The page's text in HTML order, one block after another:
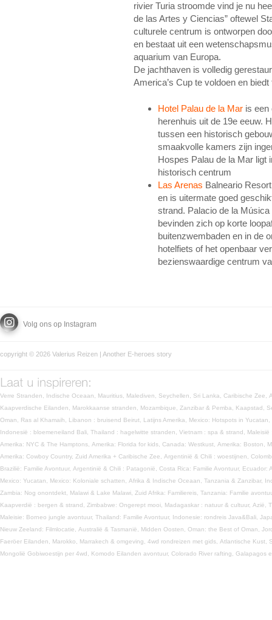
rivier Turia stroomde vind je nu
de las Artes y Ciencias” oftewel
culturele centrum is ontworpen
en bestaat uit een
aquarium van Europa.
De jachthaven is volledig
America’s Cup te voldoen en
Hotel Palau de la Mar is een
herenhuis uit de 19e eeuw.
tussen een historisch
smaakvolle kamers zijn
Hospes Palau de la Mar ligt
historisch centrum
Las Arenas Balneario
en is uitermate goed
strand. Palacio de la
bevinden zich op korte
buitenzwembaden en in de
hotelfiets of het openbaar
bezienswaardige centrum
Volg ons op Instagram
copyright © 2026 Valerius Reizen | Another E-heroes story
Verre Stranden, Indische Oceaan, Mauritius, Malediven, Seychellen, Sri Lanka, Caribische Zee,
Kaapverdische Eilanden, Marokkaanse stranden, Mozambique, Zanzibar & Pemba, Kaapstad,
Oman, Ras al Khamaih, Libanon : bruisend Beirut, Latijns Amerika, Mexico: Hotspots in Yucatan,
Indonesië : bloemeneiland Bali, Thailand : hagelwitte stranden, Vietnam : spa & strand,
Amerika: NYC & The Hamptons, Amerika: Florida for kids, Canada: Westkust, Amerika: Boston,
Amerika: Cowboy Country, Zuid Amerika + Caribische Zee, Argentinië & Chili : woestijnen,
Brazilië: Familie Avontuur, Argentinië & Chili : Patagonië, Costa Rica: Familie Avontuur, Ecuador:
Mexico: Yucatan, Mexico: Koloniale schatten, Afrika & Indische Oceaan, Tanzania & Zanzibar,
Zambia: Nog onontdekt, Malawi & Lake Malawi, Zuid Afrika: Familiereis, Tanzania: Familie
Kaapverdië : bergen & strand, Zimbabwe: Ongerept mooi, Madagaskar : natuur & cultuur, Azië,
Maleisie: Borneo jungle avontuur, Thailand: Familie Avontuur, Indonesie: rondreis Java&Bali,
Nieuw Zeeland: Filmlocatie, Australië & Tasmanië, Midden Oosten, Oman: the Best of Oman,
Faeröer Eilanden, Marokko, Marrakech & omgeving, 4wd rondreizen met gids, Atlantische Kust,
Mongolië Gobiwoestijn per 4wd, Komodo Eilanden avontuur, Colorado River rafting, Galapagos